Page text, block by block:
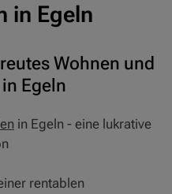
in Egeln
Wohnen und
Egeln
in Egeln - eine lukrative
rentablen